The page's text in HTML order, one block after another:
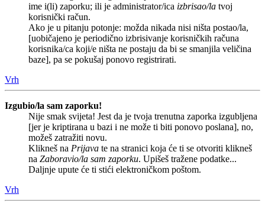
ime i(li) zaporku; ili je administrator/ica izbrisao/la tvoj
korisnički račun.
Ako je u pitanju potonje: možda nikada nisi ništa postao/la,
[uobičajeno je periodično izbrisivanje korisničkih računa
korisnika/ca koji/e ništa ne postaju da bi se smanjila veličina
baze], pa se pokušaj ponovo registrirati.
Vrh
Izgubio/la sam zaporku!
Nije smak svijeta! Jest da je tvoja trenutna zaporka izgubljena
[jer je kriptirana u bazi i ne može ti biti ponovo poslana], no,
možeš zatražiti novu.
Klikneš na Prijava te na stranici koja će ti se otvoriti klikneš
na Zaboravio/la sam zaporku. Upišeš tražene podatke...
Daljnje upute će ti stići elektroničkom poštom.
Vrh